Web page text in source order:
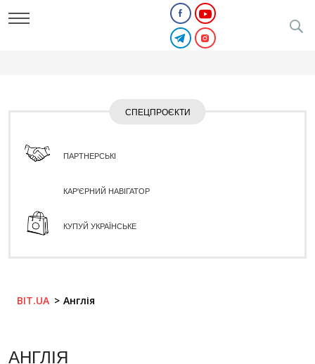
СПЕЦПРОЄКТИ
ПАРТНЕРСЬКІ
КАР'ЄРНИЙ НАВІГАТОР
КУПУЙ УКРАЇНСЬКЕ
BIT.UA Англія
АНГЛІЯ